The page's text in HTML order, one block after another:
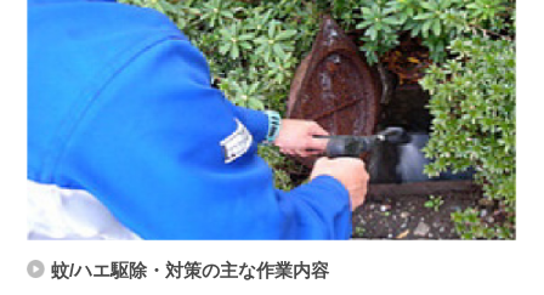
蚊/ハエ駆除・対策の主な作業内容